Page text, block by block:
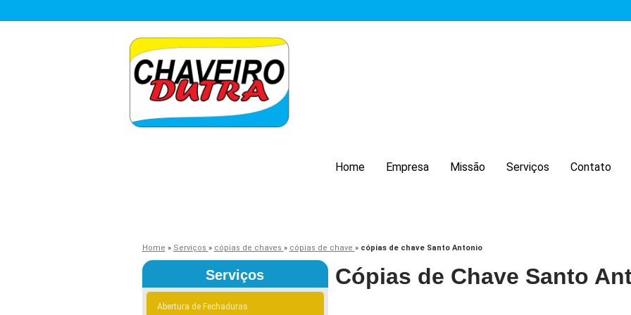
Home Empresa Missão Serviços Contato
Home » Serviços » cópias de chaves » cópias de chave » cópias de chave Santo Antonio
Serviços
Abertura de Fechaduras
Cópias de Chave Santo